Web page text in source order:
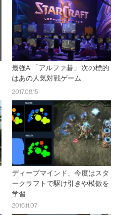
最強AI「アルファ碁」 次の標的
はあの人気対戦ゲーム
2017.08.15
ディープマインド、今度はスタ
ークラフトで駆け引きや模倣を
学習
2016.11.07